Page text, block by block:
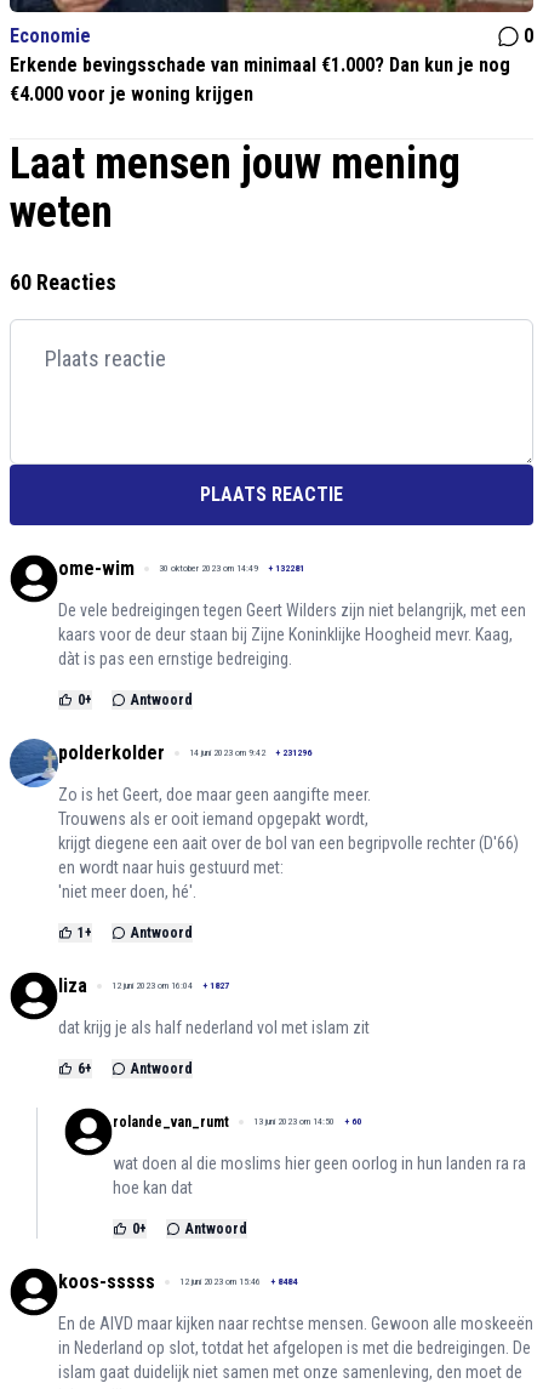
Economie
0
Erkende bevingsschade van minimaal €1.000? Dan kun je nog
€4.000 voor je woning krijgen
Laat mensen jouw mening
weten
60 Reacties
PLAATS REACTIE
ome-wim 30 oktober 2023 om 14:49 + 132281
De vele bedreigingen tegen Geert Wilders zijn niet belangrijk, met een
kaars voor de deur staan bij Zijne Koninklijke Hoogheid mevr. Kaag,
dàt is pas een ernstige bedreiging.
0+ Antwoord
polderkolder 14 juni 2023 om 9:42 + 231296
Zo is het Geert, doe maar geen aangifte meer.
Trouwens als er ooit iemand opgepakt wordt,
krijgt diegene een aait over de bol van een begripvolle rechter (D'66)
en wordt naar huis gestuurd met:
'niet meer doen, hé'.
1 + Antwoord
liza 12 juni 2023 om 16:04 + 1827
dat krijg je als half nederland vol met islam zit
6+ Antwoord
rolande_van_rumt 13 juni 2023 om 14:50 + 60
wat doen al die moslims hier geen oorlog in hun landen ra ra
hoe kan dat
0+ Antwoord
koos-sssss 12 juni 2023 om 15:46 + 8484
En de AIVD maar kijken naar rechtse mensen. Gewoon alle moskeeën
in Nederland op slot, totdat het afgelopen is met die bedreigingen. De
islam gaat duidelijk niet samen met onze samenleving, den moet de